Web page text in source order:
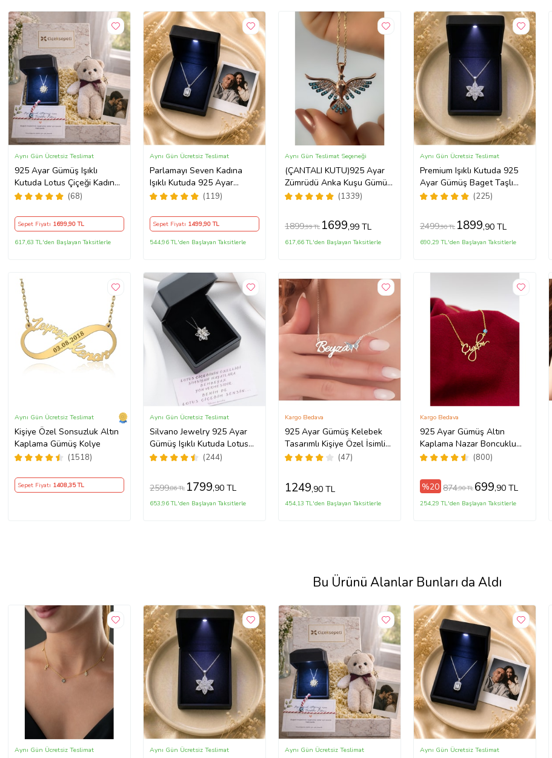
925 Ayar Gümüş Işıklı
Kutuda Lotus Çiçeği Kadın
Kolye , Peluş Ayıcık
Bileklik, Polaroid Fotoğraf
Hediye
(68)
Aynı Gün Ücretsiz Teslimat
Sepet Fiyatı 1699,90 TL
617,63 TL'den Başlayan Taksitlerle
Parlamayı Seven Kadına
Işıklı Kutuda 925 Ayar
Gümüş Baget Kolye - Kişiye
(119)
Aynı Gün Ücretsiz Teslimat
Sepet Fiyatı 1499,90 TL
544,96 TL'den Başlayan Taksitlerle
(ÇANTALI KUTU)925 Ayar
Zümrüdü Anka Kuşu Gümüş
Kadın Kolye - MAVİ
(1339)
Aynı Gün Teslimat Seçeneği
1899,99 TL 1699,99 TL
617,66 TL'den Başlayan Taksitlerle
Premium Işıklı Kutuda 925
Ayar Gümüş Baget Taşlı
Lotus Çiçeği Kolye
(225)
Aynı Gün Ücretsiz Teslimat
2499,90 TL 1899,90 TL
690,29 TL'den Başlayan Taksitlerle
Kişiye Özel Sonsuzluk Altın
Kaplama Gümüş Kolye
(1518)
Aynı Gün Ücretsiz Teslimat
Sepet Fiyatı 1408,35 TL
Silvano Jewelry 925 Ayar
Gümüş Işıklı Kutuda Lotus
Kolye
(244)
Aynı Gün Ücretsiz Teslimat
2599,86 TL 1799,90 TL
653,96 TL'den Başlayan Taksitlerle
925 Ayar Gümüş Kelebek
Tasarımlı Kişiye Özel İsimli
Kadın Kolye Anneye
Hediye,Arkadaşa
Hediye,Doğum Günü
Hediyesi,Eşe Hediye
(47)
Kargo Bedava
1249,90 TL
454,13 TL'den Başlayan Taksitlerle
925 Ayar Gümüş Altın
Kaplama Nazar Boncuklu
Kişiye Özel El Yazılı Kolye
(800)
Kargo Bedava
%20 874,90 TL 699,90 TL
254,29 TL'den Başlayan Taksitlerle
Bu Ürünü Alanlar Bunları da Aldı
Aynı Gün Ücretsiz Teslimat Aynı Gün Ücretsiz Teslimat Aynı Gün Ücretsiz Teslimat Aynı Gün Ücretsiz Teslimat